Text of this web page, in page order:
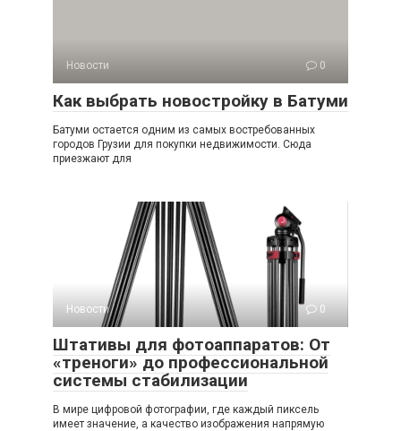
Новости 0
Как выбрать новостройку в Батуми
Батуми остается одним из самых востребованных
городов Грузии для покупки недвижимости. Сюда
приезжают для
Новости 0
Штативы для фотоаппаратов: От
«треноги» до профессиональной
системы стабилизации
В мире цифровой фотографии, где каждый пиксель
имеет значение, а качество изображения напрямую